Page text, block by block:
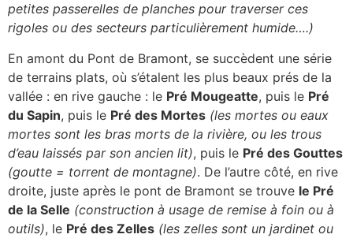
petites passerelles de planches pour traverser ces
rigoles ou des secteurs particulièrement humide….)
En amont du Pont de Bramont, se succèdent une série
de terrains plats, où s’étalent les plus beaux prés de la
vallée : en rive gauche : le Pré Mougeatte, puis le Pré
du Sapin, puis le Pré des Mortes (les mortes ou eaux
mortes sont les bras morts de la rivière, ou les trous
d’eau laissés par son ancien lit), puis le Pré des Gouttes
(goutte = torrent de montagne). De l’autre côté, en rive
droite, juste après le pont de Bramont se trouve le Pré
de la Selle (construction à usage de remise à foin ou à
outils), le Pré des Zelles (les zelles sont un jardinet ou